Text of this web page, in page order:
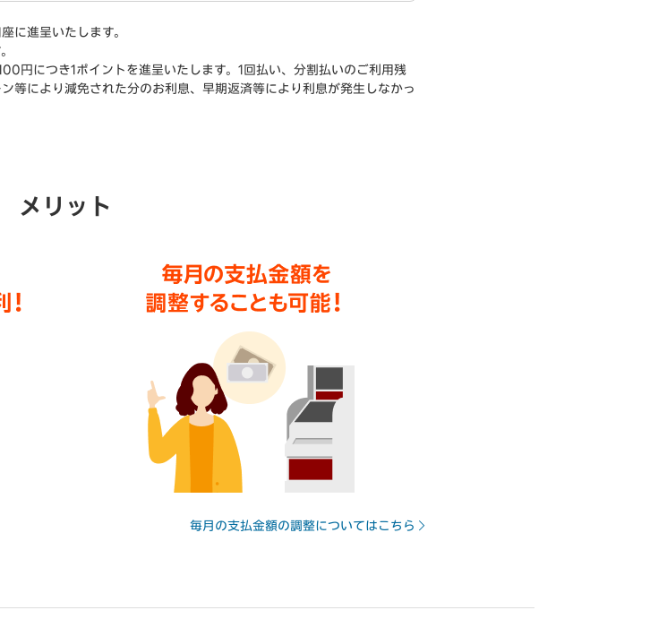
に進呈いたします。
円につき1ポイントを進呈いたします。1回払い、分割払いのご利用残
等により減免された分のお利息、早期返済等により利息が発生しなかっ
メリット
毎月の支払金額の調整についてはこちら